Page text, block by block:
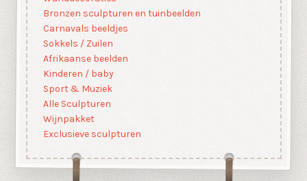
Bronzen sculpturen en tuinbeelden
Carnavals beeldjes
Sokkels / Zuilen
Afrikaanse beelden
Kinderen / baby
Sport & Muziek
Alle Sculpturen
Wijnpakket
Exclusieve sculpturen